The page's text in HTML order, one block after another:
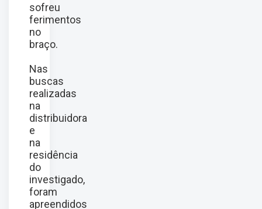
sofreu
ferimentos
no
braço.
Nas
buscas
realizadas
na
distribuidora
e
na
residência
do
investigado,
foram
apreendidos